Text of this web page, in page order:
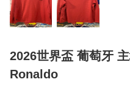
2026世界盃 葡萄牙
Ronaldo